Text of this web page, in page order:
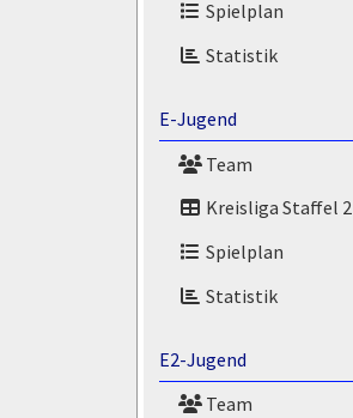
Spielplan
Statistik
E-Jugend
Team
Kreisliga Staffel 2
Spielplan
Statistik
E2-Jugend
Team